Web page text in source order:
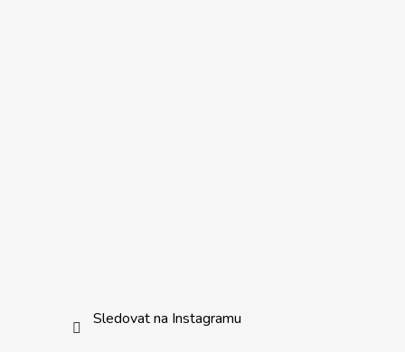
Sledovat na Instagramu